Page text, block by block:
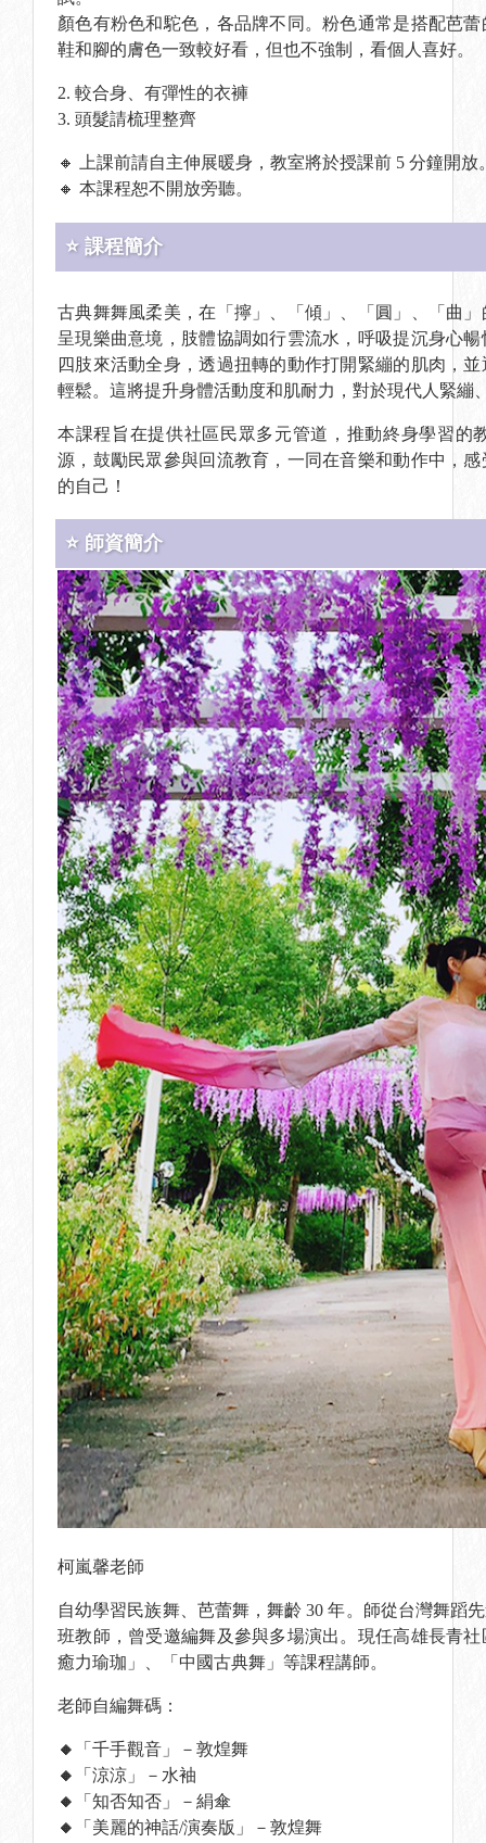
顏色有粉色和駝色，各品牌不同。粉色通常是搭配芭
鞋和腳的膚色一致較好看，但也不強制，看個人喜好
2. 較合身、有彈性的衣褲
3. 頭髮請梳理整齊
🔸 上課前請自主伸展暖身，教室將於授課前 5 分鐘開放
🔸 本課程恕不開放旁聽。
⭐ 課程簡介
古典舞舞風柔美，在「擰」、「傾」、「圓」、「曲
呈現樂曲意境，肢體協調如行雲流水，呼吸提沉身心
四肢來活動全身，透過扭轉的動作打開緊繃的肌肉，
輕鬆。這將提升身體活動度和肌耐力，對於現代人
本課程旨在提供社區民眾多元管道，推動終身學習的
源，鼓勵民眾參與回流教育，一同在音樂和動作中，
的自己！
⭐ 師資簡介
柯嵐馨老師
自幼學習民族舞、芭蕾舞，舞齡 30 年。師從台灣舞蹈
班教師，曾受邀編舞及參與多場演出。現任高雄長青
癒力瑜珈」、「中國古典舞」等課程講師。
老師自編舞碼：
🔸
「千手觀音」－敦煌舞
🔸
「涼涼」－水袖
🔸
「知否知否」－絹傘
🔸
「美麗的神話/演奏版」－敦煌舞